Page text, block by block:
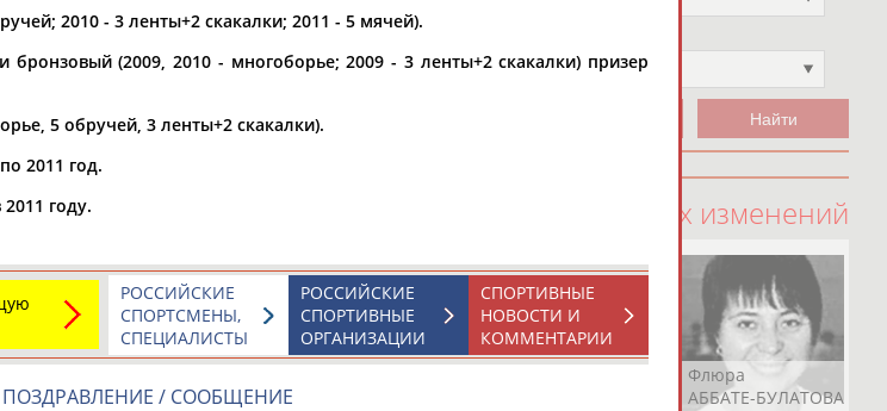
по чч мм год
Не выбран
100 последних изменений
АБАРЕНОВ
АБАСОВА
Флюра
АББАТЕ-БУЛАТОВА
2010 - 3 ленты+2 скакалки; 2011 - 5 мячей).
бронзовый (2009, 2010 - многоборье; 2009 - 3 ленты+2 скакалки) призер
5 обручей, 3 ленты+2 скакалки).
2011 год.
году.
СПОРТИВНЫЕ
НОВОСТИ И
КОММЕНТАРИИ
РОССИЙСКИЕ
СПОРТИВНЫЕ
ОРГАНИЗАЦИИ
РОССИЙСКИЕ
СПОРТСМЕНЫ,
СПЕЦИАЛИСТЫ
ПОЗДРАВЛЕНИЕ / СООБЩЕНИЕ